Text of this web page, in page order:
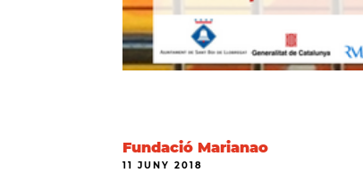
Fundació Marianao
11 JUNY 2018